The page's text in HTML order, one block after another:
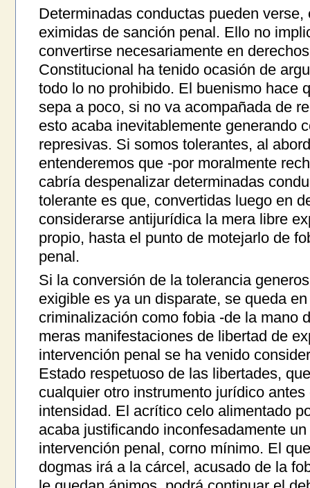
Determinadas conductas pueden
eximidas de sanción penal. Ello no
convertirse necesariamente en
Constitucional ha tenido ocasión de
todo lo no prohibido. El buenismo hace
sepa a poco, si no va acompañada de
esto acaba inevitablemente generando
represivas. Si somos tolerantes, al
entenderemos que -por moralmente
cabría despenalizar determinadas
tolerante es que, convertidas luego en
considerarse antijurídica la mera libre
propio, hasta el punto de motejarlo de
penal.
Si la conversión de la tolerancia
exigible es ya un disparate, se queda
criminalización como fobia -de la mano
meras manifestaciones de libertad de
intervención penal se ha venido
Estado respetuoso de las libertades,
cualquier otro instrumento jurídico
intensidad. El acrítico celo alimentado
acaba justificando inconfesadamente
intervención penal, corno mínimo. El
dogmas irá a la cárcel, acusado de la